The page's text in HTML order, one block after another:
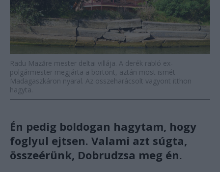
Radu Mazăre mester deltai villája. A derék rabló ex-
polgármester megjárta a börtönt, aztán most ismét
Madagaszkáron nyaral. Az összeharácsolt vagyont itthon
hagyta.
Én pedig boldogan hagytam, hogy
foglyul ejtsen. Valami azt súgta,
összeérünk, Dobrudzsa meg én.